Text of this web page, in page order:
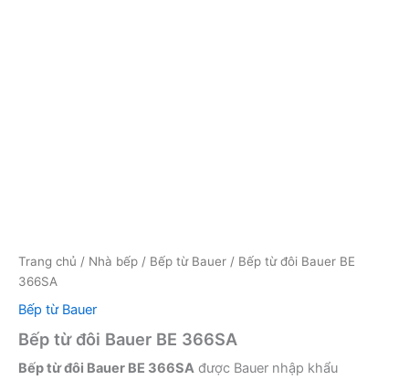
Trang chủ / Nhà bếp / Bếp từ Bauer / Bếp từ đôi Bauer BE
366SA
Bếp từ Bauer
Bếp từ đôi Bauer BE 366SA
Bếp từ đôi Bauer BE 366SA được Bauer nhập khẩu